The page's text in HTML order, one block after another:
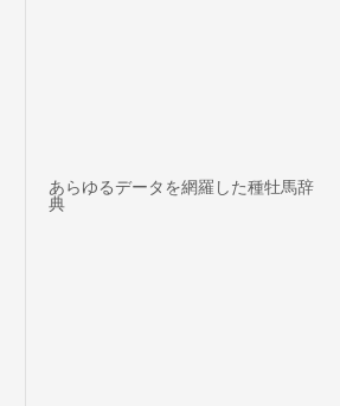
あらゆるデータを網羅した種牡馬辞
典